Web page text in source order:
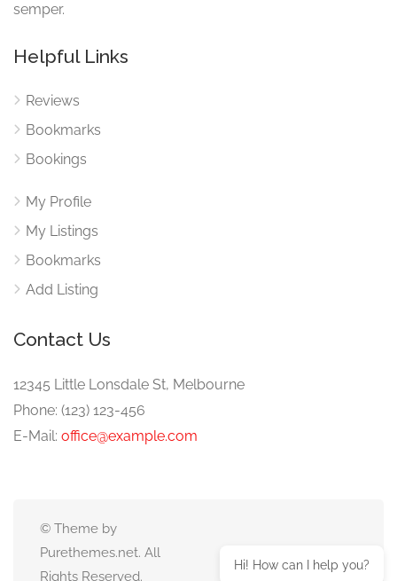
semper.
Helpful Links
Reviews
Bookmarks
Bookings
My Profile
My Listings
Bookmarks
Add Listing
Contact Us
12345 Little Lonsdale St, Melbourne
Phone: (123) 123-456
E-Mail: office@example.com
© Theme by
Purethemes.net. All
Rights Reserved.
Hi! How can I help you?